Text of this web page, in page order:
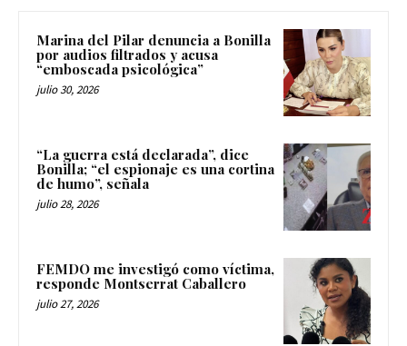
Marina del Pilar denuncia a Bonilla
por audios filtrados y acusa
“emboscada psicológica”
julio 30, 2026
“La guerra está declarada”, dice
Bonilla; “el espionaje es una cortina
de humo”, señala
julio 28, 2026
FEMDO me investigó como víctima,
responde Montserrat Caballero
julio 27, 2026